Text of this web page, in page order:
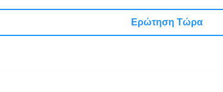
Ερώτηση Τώρα